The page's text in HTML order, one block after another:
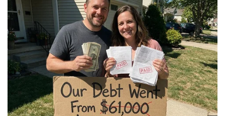
Sức khỏe
Dinh dưỡng - món ngon
Sản phụ khoa
Đời sống
Nhà đẹp
Blog
Tình yêu - Gia đình